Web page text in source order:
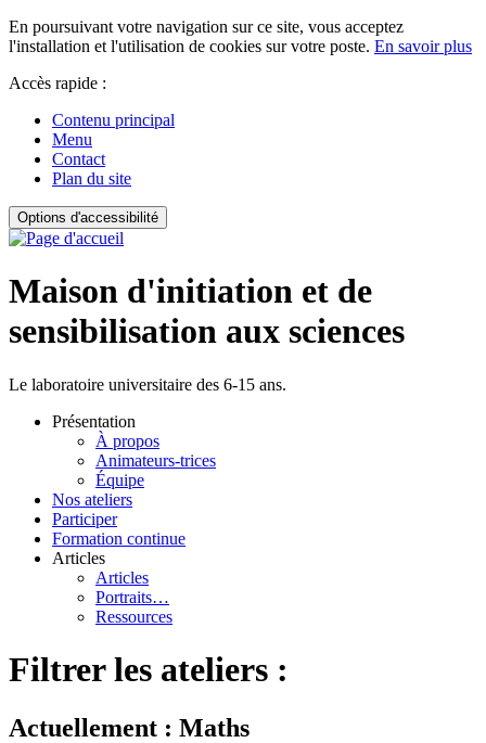
En poursuivant votre navigation sur ce site, vous acceptez
l'installation et l'utilisation de cookies sur votre poste. En savoir plus
Accès rapide :
Contenu principal
Menu
Contact
Plan du site
Options d'accessibilité
Maison d'initiation et de
sensibilisation aux sciences
Le laboratoire universitaire des 6-15 ans.
Présentation
À propos
Animateurs-trices
Équipe
Nos ateliers
Participer
Formation continue
Articles
Articles
Portraits…
Ressources
Filtrer les ateliers :
Actuellement : Maths